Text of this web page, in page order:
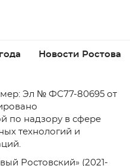
Новости Ростова
Эл № ФС77-80695 от
по надзору в сфере
технологий и
Ростовский» (2021-